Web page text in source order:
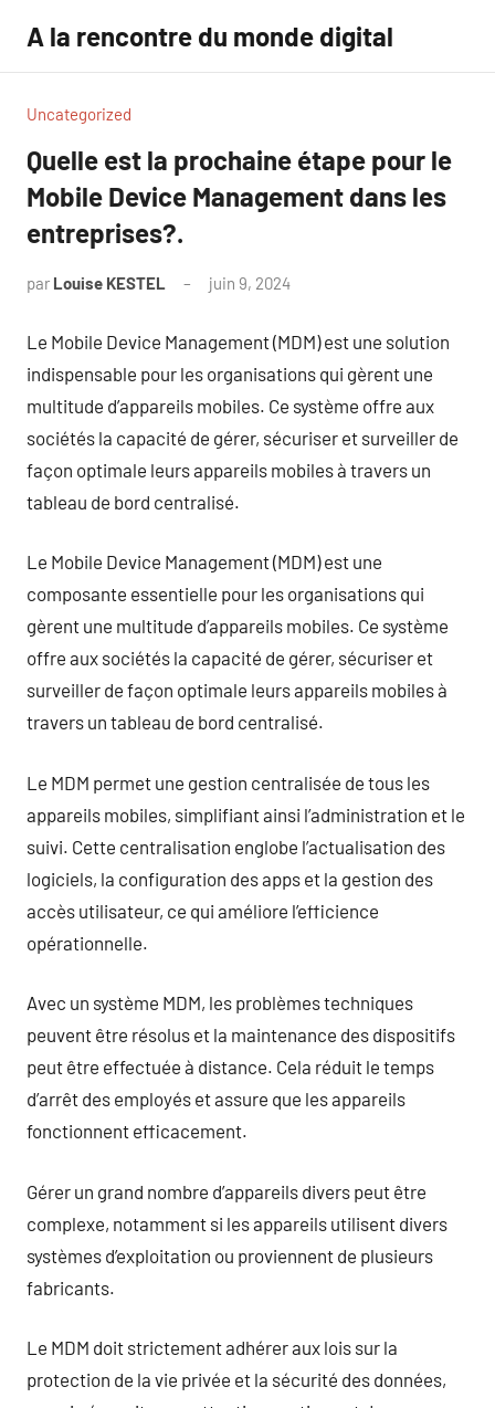
contenu
A la rencontre du monde digital
Uncategorized
Quelle est la prochaine étape pour le
Mobile Device Management dans les
entreprises?.
par Louise KESTEL juin 9, 2024
Le Mobile Device Management (MDM) est une solution
indispensable pour les organisations qui gèrent une
multitude d’appareils mobiles. Ce système offre aux
sociétés la capacité de gérer, sécuriser et surveiller de
façon optimale leurs appareils mobiles à travers un
tableau de bord centralisé.
Le Mobile Device Management (MDM) est une
composante essentielle pour les organisations qui
gèrent une multitude d’appareils mobiles. Ce système
offre aux sociétés la capacité de gérer, sécuriser et
surveiller de façon optimale leurs appareils mobiles à
travers un tableau de bord centralisé.
Le MDM permet une gestion centralisée de tous les
appareils mobiles, simplifiant ainsi l’administration et le
suivi. Cette centralisation englobe l’actualisation des
logiciels, la configuration des apps et la gestion des
accès utilisateur, ce qui améliore l’efficience
opérationnelle.
Avec un système MDM, les problèmes techniques
peuvent être résolus et la maintenance des dispositifs
peut être effectuée à distance. Cela réduit le temps
d’arrêt des employés et assure que les appareils
fonctionnent efficacement.
Gérer un grand nombre d’appareils divers peut être
complexe, notamment si les appareils utilisent divers
systèmes d’exploitation ou proviennent de plusieurs
fabricants.
Le MDM doit strictement adhérer aux lois sur la
protection de la vie privée et la sécurité des données,